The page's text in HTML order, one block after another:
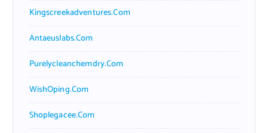
Kingscreekadventures.com
Antaeuslabs.com
Purelycleanchemdry.com
WishOping.com
Shoplegacee.com